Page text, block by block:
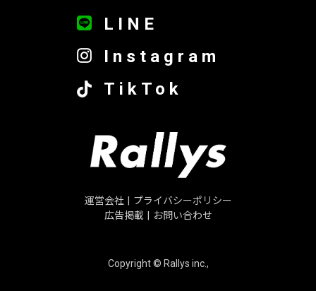
LINE
Instagram
TikTok
運営会社
プライバシーポリシー
広告掲載
お問い合わせ
Copyright © Rallys inc.,